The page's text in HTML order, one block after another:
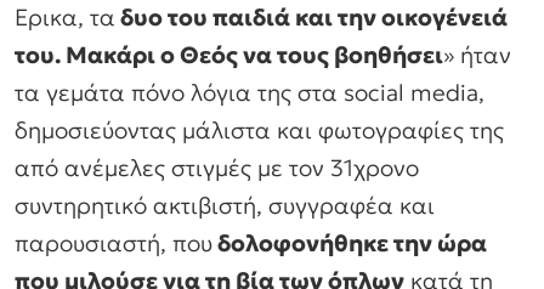
Ερικα, τα δυο του παιδιά και την οικογένειά
του. Μακάρι ο Θεός να τους βοηθήσει» ήταν
τα γεμάτα πόνο λόγια της στα social media,
δημοσιεύοντας μάλιστα και φωτογραφίες της
από ανέμελες στιγμές με τον 31χρονο
συντηρητικό ακτιβιστή, συγγραφέα και
παρουσιαστή, πουδολοφονήθηκε την ώρα
που μιλούσε για τη βία των όπλων κατά τη